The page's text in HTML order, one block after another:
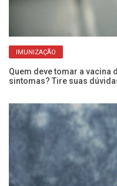
IMUNIZAÇÃO
Quem deve tomar a vacina
sintomas? Tire suas